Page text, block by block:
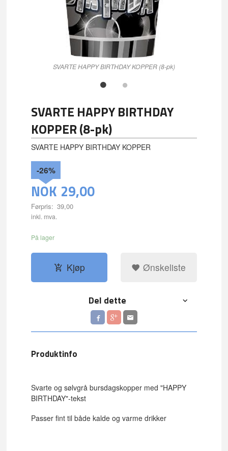
SVARTE HAPPY BIRTHDAY KOPPER (8-pk)
SVARTE HAPPY BIRTHDAY
KOPPER (8-pk)
SVARTE HAPPY BIRTHDAY KOPPER
NOK 29,00
Førpris: 39,00
Rabatt
-26%
inkl. mva.
På lager
Kjøp Ønskeliste
Del dette
Produktinfo
Svarte og sølvgrå bursdagskopper med "HAPPY
BIRTHDAY"-tekst
Passer fint til både kalde og varme drikker